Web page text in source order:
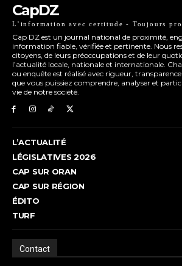
CapDZ
L’information avec certitude - Toujours
Cap DZ est un journal national de proximité,
information fiable, vérifiée et pertinente. Nous
citoyens, de leurs préoccupations et de leur
l’actualité locale, nationale et internationale.
ou enquête est réalisé avec rigueur,
que vous puissiez comprendre, analyser et
vie de notre société.
L’ACTUALITÉ
LÉGISLATIVES 2026
CAP SUR ORAN
CAP SUR RÉGION
ÉDITO
TURF
Contact